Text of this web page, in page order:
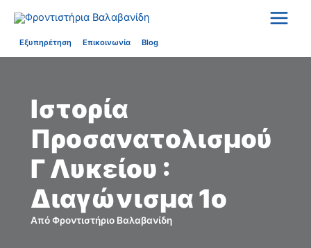
στο
περιεχόμενο
Εξυπηρέτηση Επικοινωνία Blog
Ιστορία
Προσανατολισμού
Γ Λυκείου :
Διαγώνισμα 1ο
Από Φροντιστήριο Βαλαβανίδη